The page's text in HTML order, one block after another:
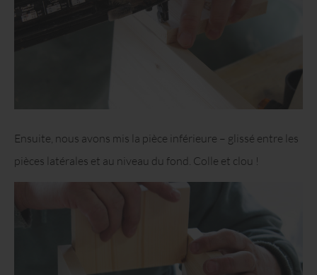
Ensuite, nous avons mis la pièce inférieure – glissé entre les
pièces latérales et au niveau du fond. Colle et clou !